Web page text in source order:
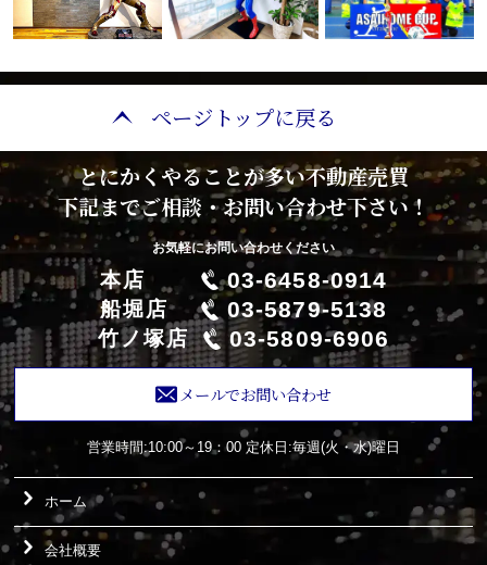
ページトップに戻る
とにかくやることが多い不動産売買
下記までご相談・お問い合わせ下さい！
お気軽にお問い合わせください
本店 03-6458-0914
船堀店 03-5879-5138
竹ノ塚店 03-5809-6906
メールでお問い合わせ
営業時間:10:00～19：00 定休日:毎週(火・水)曜日
ホーム
会社概要